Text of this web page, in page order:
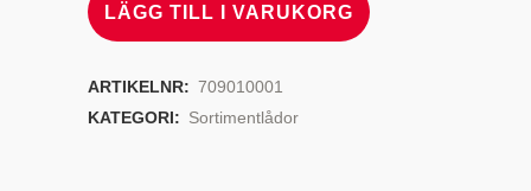
LÄGG TILL I VARUKORG
ARTIKELNR: 709010001
KATEGORI: Sortimentlådor